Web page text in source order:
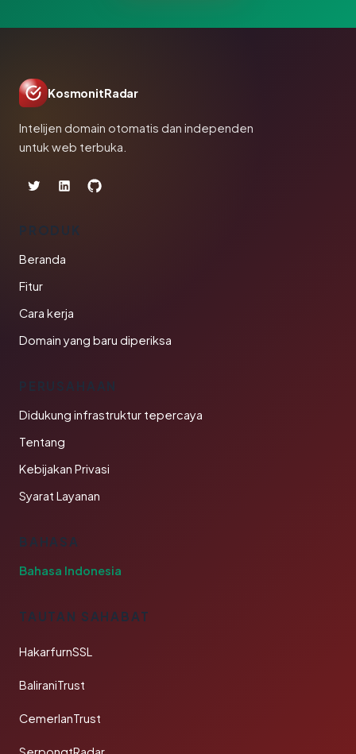
KosmonitRadar
Intelijen domain otomatis dan independen
untuk web terbuka.
PRODUK
Beranda
Fitur
Cara kerja
Domain yang baru diperiksa
PERUSAHAAN
Didukung infrastruktur tepercaya
Tentang
Kebijakan Privasi
Syarat Layanan
BAHASA
Bahasa Indonesia
TAUTAN SAHABAT
HakarfurnSSL
BaliraniTrust
CemerlanTrust